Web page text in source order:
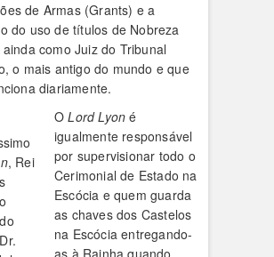
de Armas (Grants) e a
do uso de títulos de Nobreza
como Juiz do Tribunal
o mais antigo do mundo e que
diariamente.
, Rei
OLord Lyon é
igualmente responsável
por supervisionar todo o
Cerimonial de Estado na
Escócia e quem guarda
as chaves dos Castelos
na Escócia entregando-
as à Rainha quando